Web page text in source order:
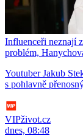
Influenceři neznají
problém,
Youtuber Jakub
s pohlavně
VIPživot.cz
dnes, 08:48